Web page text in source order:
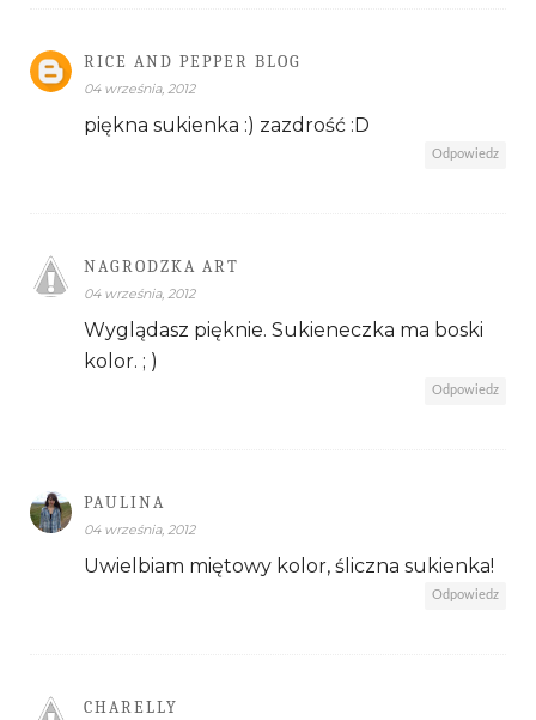
RICE AND PEPPER BLOG
04 września, 2012
piękna sukienka :) zazdrość :D
Odpowiedz
NAGRODZKA ART
04 września, 2012
Wyglądasz pięknie. Sukieneczka ma boski
kolor. ; )
Odpowiedz
PAULINA
04 września, 2012
Uwielbiam miętowy kolor, śliczna sukienka!
Odpowiedz
CHARELLY